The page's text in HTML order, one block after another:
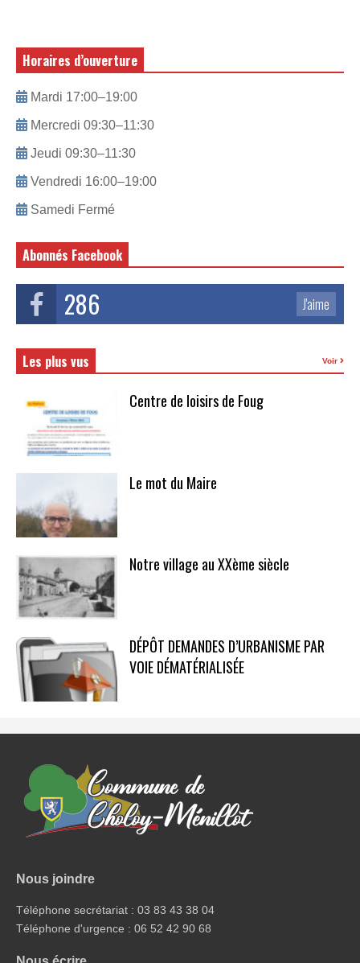
Horaires d’ouverture
Mardi 17:00–19:00
Mercredi 09:30–11:30
Jeudi 09:30–11:30
Vendredi 16:00–19:00
Samedi Fermé
Abonnés Facebook
286 J'aime
Les plus vus Voir
Centre de loisirs de Foug
Le mot du Maire
Notre village au XXème siècle
DÉPÔT DEMANDES D’URBANISME PAR
VOIE DÉMATÉRIALISÉE
Nous joindre
Téléphone secrétariat : 03 83 43 38 04
Téléphone d'urgence : 06 52 42 90 68